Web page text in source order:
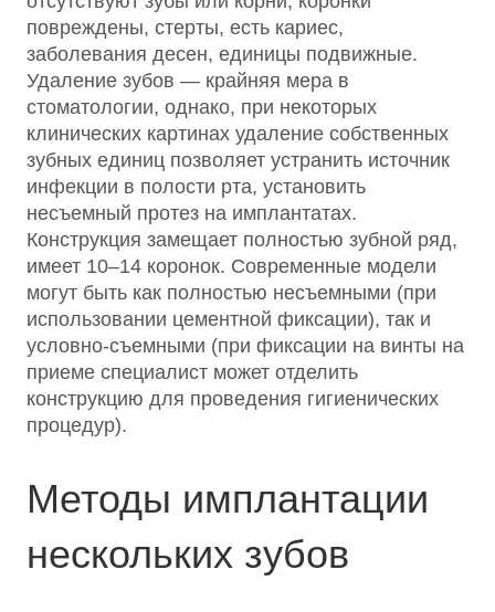
повреждены, стерты, есть кариес,
заболевания десен, единицы подвижные.
Удаление зубов — крайняя мера в
стоматологии, однако, при некоторых
клинических картинах удаление собственных
зубных единиц позволяет устранить источник
инфекции в полости рта, установить
несъемный протез на имплантатах.
Конструкция замещает полностью зубной ряд,
имеет 10–14 коронок. Современные модели
могут быть как полностью несъемными (при
использовании цементной фиксации), так и
условно-съемными (при фиксации на винты на
приеме специалист может отделить
конструкцию для проведения гигиенических
процедур).
Методы имплантации
нескольких зубов